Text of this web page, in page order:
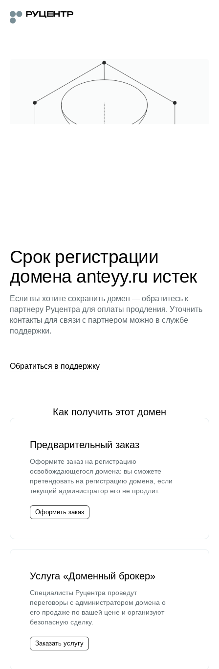
Срок регистрации
домена anteyy.ru истек
Если вы хотите сохранить домен — обратитесь к
партнеру Руцентра для оплаты продления. Уточнить
контакты для связи с партнером можно в службе
поддержки.
Обратиться в поддержку
Как получить этот домен
Предварительный заказ
Оформите заказ на регистрацию
освобождающегося домена: вы сможете
претендовать на регистрацию домена, если
текущий администратор его не продлит.
Оформить заказ
Услуга «Доменный брокер»
Специалисты Руцентра проведут
переговоры с администратором домена о
его продаже по вашей цене и организуют
безопасную сделку.
Заказать услугу